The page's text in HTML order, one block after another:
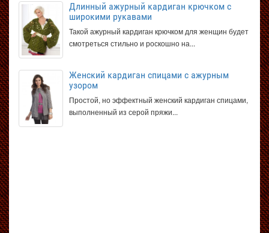
Длинный ажурный кардиган крючком с
широкими рукавами
Такой ажурный кардиган крючком для женщин будет
смотреться стильно и роскошно на...
Женский кардиган спицами с ажурным
узором
Простой, но эффектный женский кардиган спицами,
выполненный из серой пряжи...